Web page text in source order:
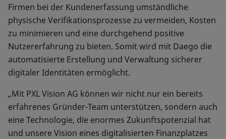
Firmen bei der Kundenerfassung umständliche
physische Verifikationsprozesse zu vermeiden, Kosten
zu minimieren und eine durchgehend positive
Nutzererfahrung zu bieten. Somit wird mit Daego die
automatisierte Erstellung und Verwaltung sicherer
digitaler Identitäten ermöglicht.
„Mit PXL Vision AG können wir nicht nur ein bereits
erfahrenes Gründer-Team unterstützen, sondern auch
eine Technologie, die enormes Zukunftspotenzial hat
und unsere Vision eines digitalisierten Finanzplatzes